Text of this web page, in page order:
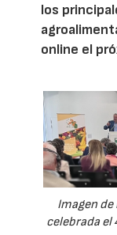
los
online el
Imagen
celebrada el